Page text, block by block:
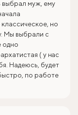
выбрал муж, ему
но
Мы выбрали с
одно
( у нас
Надеюсь, будет
по работе